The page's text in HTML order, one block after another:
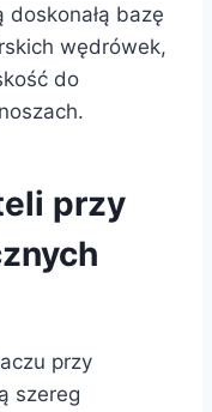
bazę
wędrówek,
do
przy
przy
szereg